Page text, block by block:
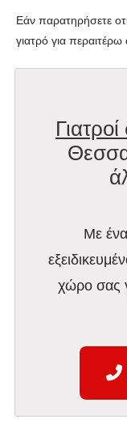
Εάν παρατηρήσετε
γιατρό για περαιτέρω
Με
χώρο σας